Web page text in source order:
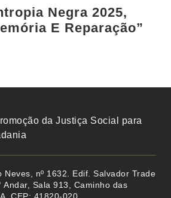
Negra 2025,
E Reparação”
da Justiça Social para
Neves, nº 1632. Edif. Salvador Trade
Andar, Sala 913, Caminho das